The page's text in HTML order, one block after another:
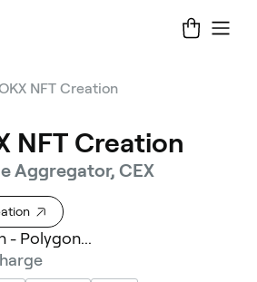
NFT Creation
NFT Creation
Aggregator, CEX
- Polygon...